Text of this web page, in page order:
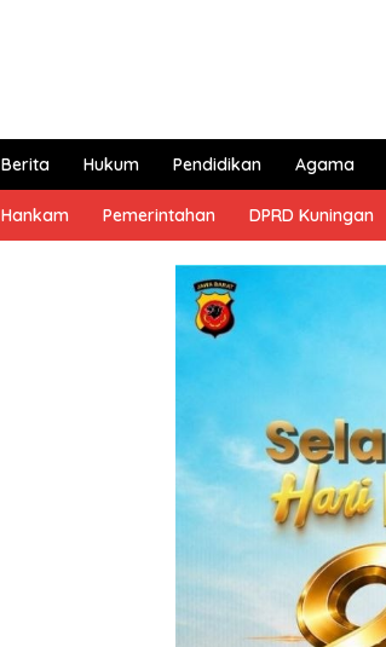
Berita Hukum Pendidikan Agama
Hankam Pemerintahan DPRD Kuningan